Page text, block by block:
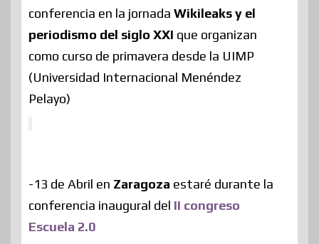
conferencia en la jornada Wikileaks y el
periodismo del siglo XXI que organizan
como curso de primavera desde la UIMP
(Universidad Internacional Menéndez
Pelayo)
-13 de Abril en Zaragoza estaré durante la
conferencia inaugural del II congreso
Escuela 2.0